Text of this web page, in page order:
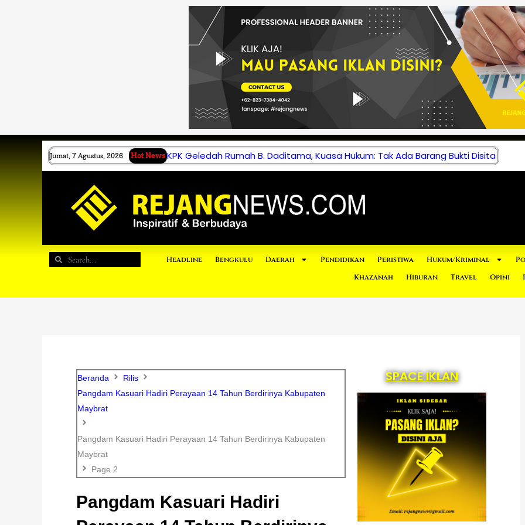
Jumat, 7 Agustus, 2026 Hot News KPK Geledah Rumah B. Daditama, Kuasa Hukum: Tak Ada Barang Bukti Disita
Search
Search Headline Bengkulu Daerah Pendidikan Peristiwa Hukum/Kriminal
Khazanah
Hiburan Travel Opini
Beranda
Rilis
Pangdam Kasuari Hadiri Perayaan 14 Tahun Berdirinya Kabupaten
Maybrat
Pangdam Kasuari Hadiri Perayaan 14 Tahun Berdirinya Kabupaten
Maybrat
Page 2
Pangdam Kasuari Hadiri
SPACE IKLAN